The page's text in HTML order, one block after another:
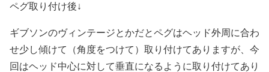
ペグ取り付け後↓
ギブソンのヴィンテージとかだとペグはヘッド外周に合わ
せ少し傾けて（角度をつけて）取り付けてありますが、今
回はヘッド中心に対して垂直になるように取り付けてあり